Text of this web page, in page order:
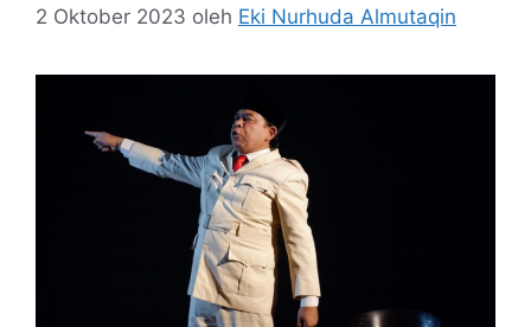
2 Oktober 2023 oleh Eki Nurhuda Almutaqin